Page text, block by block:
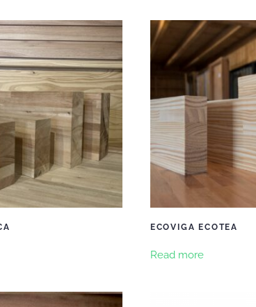
ECOVIGA ECOTEA
Read more